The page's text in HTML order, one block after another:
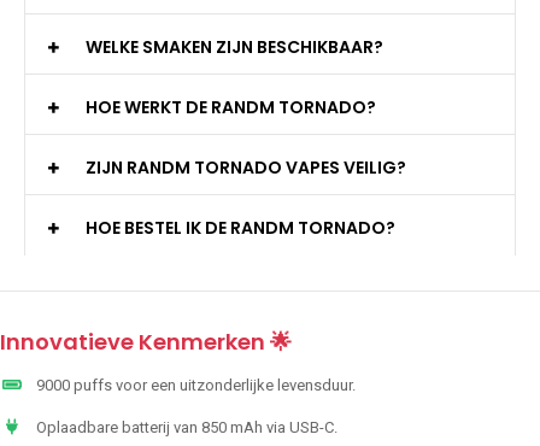
WELKE SMAKEN ZIJN BESCHIKBAAR?
HOE WERKT DE RANDM TORNADO?
ZIJN RANDM TORNADO VAPES VEILIG?
HOE BESTEL IK DE RANDM TORNADO?
Innovatieve Kenmerken 🌟
9000 puffs voor een uitzonderlijke levensduur.
Oplaadbare batterij van 850 mAh via USB-C.